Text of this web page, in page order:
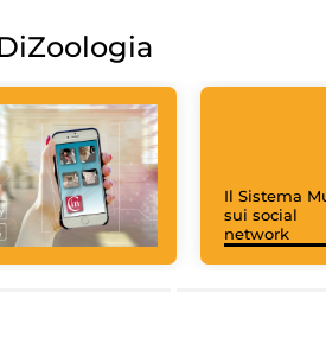
Il Sistema
sui social
network